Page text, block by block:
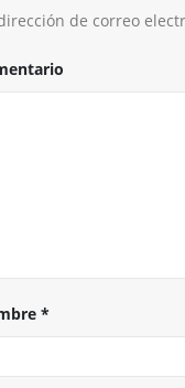
de correo
*